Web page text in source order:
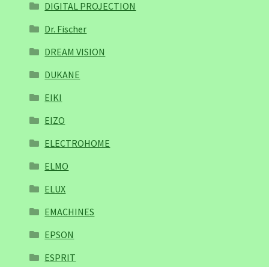
DIGITAL PROJECTION
Dr. Fischer
DREAM VISION
DUKANE
EIKI
EIZO
ELECTROHOME
ELMO
ELUX
EMACHINES
EPSON
ESPRIT